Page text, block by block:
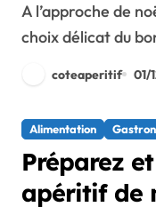
A l’approche de noël et afin de vous aider dans le
choix délicat du
coteaperitif 01/
Alimentation
Préparez
apéritif de